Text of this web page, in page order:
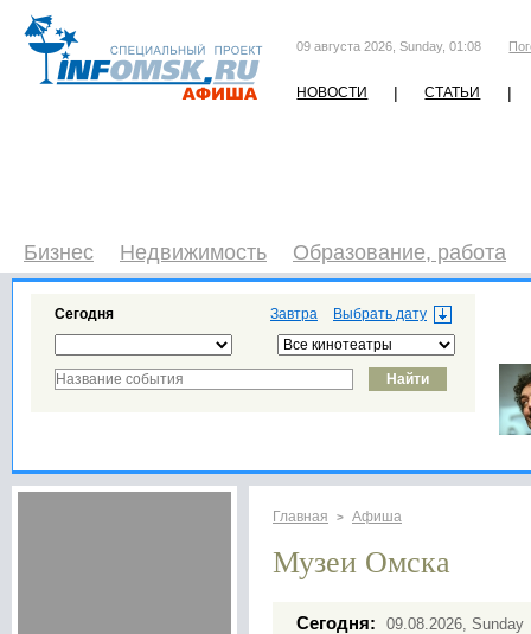
09 августа 2026, Sunday, 01:08
НОВОСТИ | СТАТЬИ |
Бизнес Недвижимость Образование, работа
Завтра
Сегодня
Главная > Афиша
Музеи Омска
Сегодня: 09.08.2026, Sunday